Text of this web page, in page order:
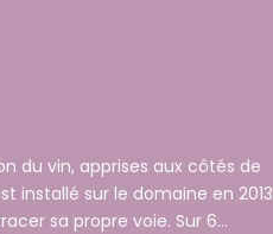
du vin, apprises aux côtés de
installé sur le domaine en 2013
sa propre voie. Sur 6...